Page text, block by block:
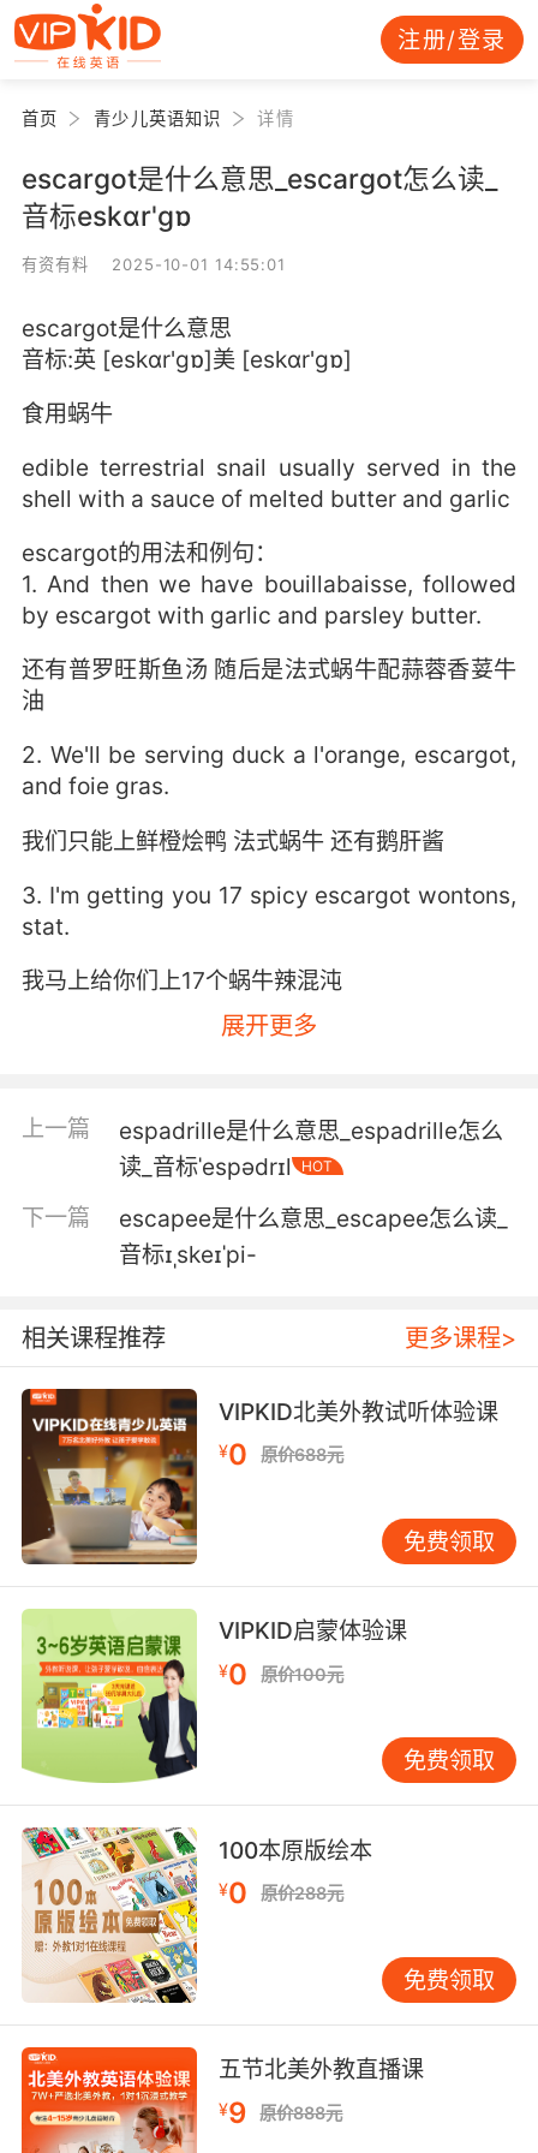
注册/登录
首页 青少儿英语知识 详情
escargot是什么意思_escargot怎么读_
音标eskɑr'gɒ
有资有料 2025-10-01 14:55:01
escargot是什么意思
音标:英 [eskɑr'gɒ]美 [eskɑr'gɒ]
食用蜗牛
edible terrestrial snail usually served in the
shell with a sauce of melted butter and garlic
escargot的用法和例句：
1. And then we have bouillabaisse, followed
by escargot with garlic and parsley butter.
还有普罗旺斯鱼汤 随后是法式蜗牛配蒜蓉香荽牛
油
2. We'll be serving duck a l'orange, escargot,
and foie gras.
我们只能上鲜橙烩鸭 法式蜗牛 还有鹅肝酱
3. I'm getting you 17 spicy escargot wontons,
stat.
我马上给你们上17个蜗牛辣混沌
4. Prep cook found the victim between the
帮厨发现的受害者 藏在小蜗牛和巧克力摩卡之间
算是今天的"特色菜"了
展开更多
上一篇
espadrille是什么意思_espadrille怎么
读_音标ˈespədrɪl
HOT
下一篇
escapee是什么意思_escapee怎么读_
音标ɪˌskeɪˈpi-
相关课程推荐 更多课程>
VIPKID北美外教试听体验课
¥0 原价688元
免费领取
VIPKID启蒙体验课
¥0 原价100元
免费领取
100本原版绘本
¥0 原价288元
免费领取
五节北美外教直播课
¥9 原价888元